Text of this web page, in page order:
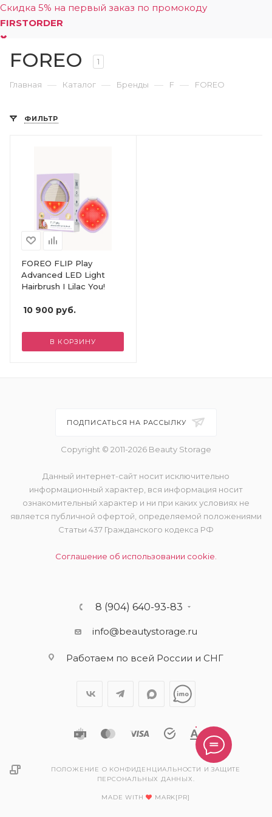
Скидка 5% на первый заказ по промокоду
FIRSTORDER
FOREO 1
Главная — Каталог — Бренды — F — FOREO
ФИЛЬТР
FOREO FLIP Play
Advanced LED Light
Hairbrush I Lilac You!
10 900 руб.
В КОРЗИНУ
ПОДПИСАТЬСЯ НА РАССЫЛКУ
Copyright © 2011-2026 Beauty Storage
Данный интернет-сайт носит исключительно
информационный характер, вся информация носит
ознакомительный характер и ни при каких условиях не
является публичной офертой, определяемой положениями
Статьи 437 Гражданского кодекса РФ
Соглашение об использовании cookie.
8 (904) 640-93-83
info@beautystorage.ru
Работаем по всей России и СНГ
ПОЛОЖЕНИЕ О КОНФИДЕНЦИАЛЬНОСТИ И ЗАЩИТЕ
ПЕРСОНАЛЬНЫХ ДАННЫХ.
MADE WITH MARK[PR]